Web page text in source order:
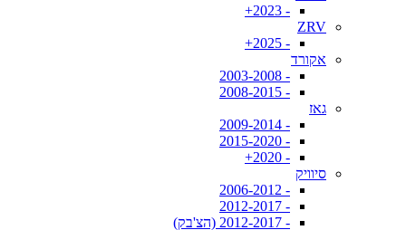
- 2023+
ZRV
- 2025+
אקורד
- 2003-2008
- 2008-2015
גאז
- 2009-2014
- 2015-2020
- 2020+
סיוויק
- 2006-2012
- 2012-2017
- 2012-2017 (הצ'בק)